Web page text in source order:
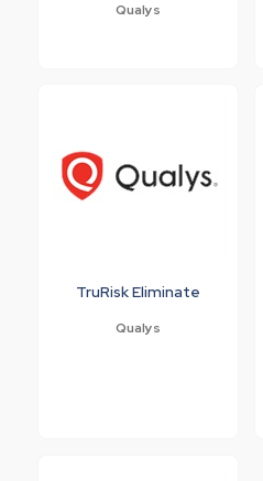
Qualys
TruRisk Eliminate
Qualys